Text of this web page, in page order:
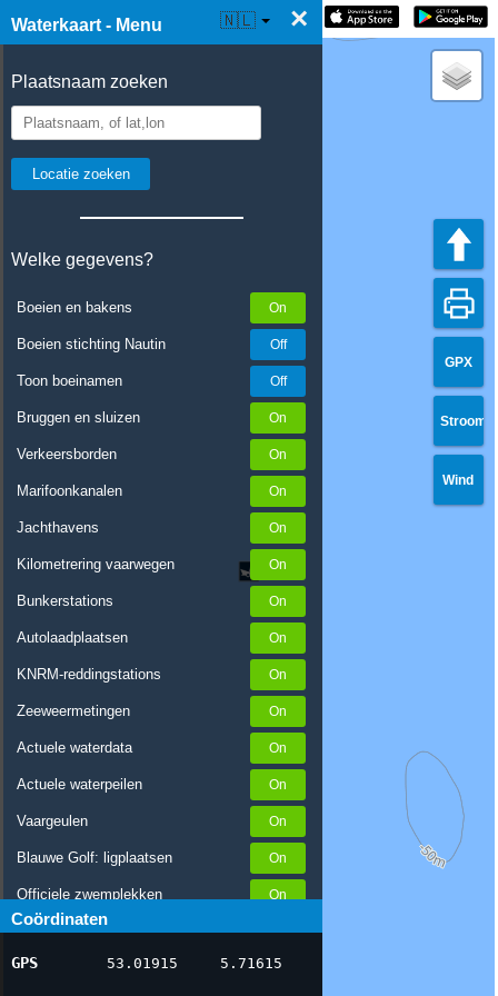
Waterkaart - Menu ×
Plaatsnaam zoeken
Welke gegevens?
Boeien en bakens
Boeien stichting Nautin
Toon boeinamen
Bruggen en sluizen
Verkeersborden
Marifoonkanalen
Jachthavens
Kilometrering vaarwegen
Bunkerstations
Autolaadplaatsen
KNRM-reddingstations
Zeeweermetingen
Actuele waterdata
Actuele waterpeilen
Vaargeulen
Blauwe Golf: ligplaatsen
Officiele zwemplekken
Stremmingen/hinder
AIS scheepsposities
Coördinaten
GPS 53.01915 5.71615
☰ Waterkaart Live 🇳🇱
GPX
Stroom
Wind